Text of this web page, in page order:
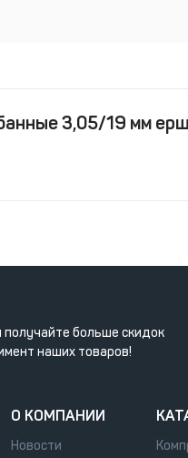
3,05/19 мм
больше скидок
наших товаров!
О КОМПАНИИ
Новости